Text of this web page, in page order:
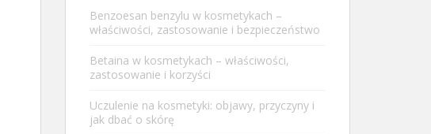
Benzoesan benzylu w kosmetykach –
właściwości, zastosowanie i bezpieczeństwo
Betaina w kosmetykach – właściwości,
zastosowanie i korzyści
Uczulenie na kosmetyki: objawy, przyczyny i
jak dbać o skórę